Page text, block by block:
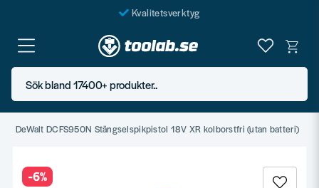
Kvalitetsverktyg
Fraktfritt över 999 SEK*
En järnhandel för alla
Butik i Göteborg
Sök bland 17400+ produkter..
DeWalt DCFS950N Stängselspikpistol 18V XR kolborstfri (utan batteri)
-6%